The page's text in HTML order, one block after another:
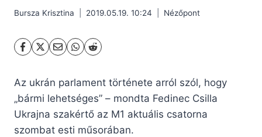
Bursza Krisztina 2019.05.19. 10:24 Nézőpont
Az ukrán parlament története arról szól, hogy
„bármi lehetséges” – mondta Fedinec Csilla
Ukrajna szakértő az M1 aktuális csatorna
szombat esti műsorában.